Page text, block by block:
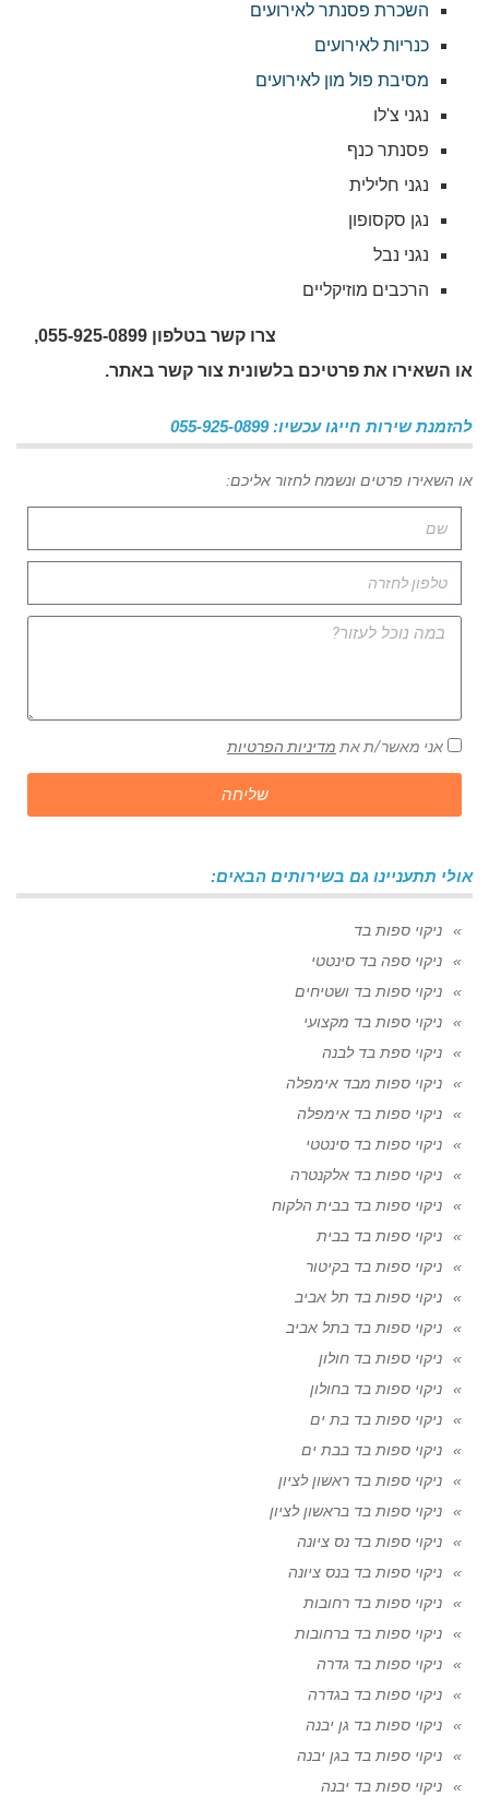
השכרת פסנתר לאירועים
כנריות לאירועים
מסיבת פול מון לאירועים
נגני צ'לו
פסנתר כנף
נגני חלילית
נגן סקסופון
נגני נבל
הרכבים מוזיקליים
צרו קשר בטלפון 055-925-0899,
או השאירו את פרטיכם בלשונית צור קשר באתר.
להזמנת שירות חייגו עכשיו: 055-925-0899
או השאירו פרטים ונשמח לחזור אליכם:
אני מאשר/ת אתמדיניות הפרטיות
שליחה
אולי תתעניינו גם בשירותים הבאים:
ניקוי ספות בד
ניקוי ספה בד סינטטי
ניקוי ספות בד ושטיחים
ניקוי ספות בד מקצועי
ניקוי ספת בד לבנה
ניקוי ספות מבד אימפלה
ניקוי ספות בד אימפלה
ניקוי ספות בד סינטטי
ניקוי ספות בד אלקנטרה
ניקוי ספות בד בבית הלקוח
ניקוי ספות בד בבית
ניקוי ספות בד בקיטור
ניקוי ספות בד תל אביב
ניקוי ספות בד בתל אביב
ניקוי ספות בד חולון
ניקוי ספות בד בחולון
ניקוי ספות בד בת ים
ניקוי ספות בד בבת ים
ניקוי ספות בד ראשון לציון
ניקוי ספות בד בראשון לציון
ניקוי ספות בד נס ציונה
ניקוי ספות בד בנס ציונה
ניקוי ספות בד רחובות
ניקוי ספות בד ברחובות
ניקוי ספות בד גדרה
ניקוי ספות בד בגדרה
ניקוי ספות בד גן יבנה
ניקוי ספות בד בגן יבנה
ניקוי ספות בד יבנה